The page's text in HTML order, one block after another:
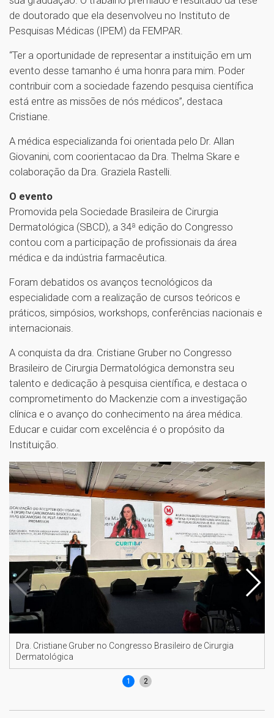
de doutorado que ela desenvolveu no Instituto de
Pesquisas Médicas (IPEM) da FEMPAR.
“Ter a oportunidade de representar a instituição em um
evento desse tamanho é uma honra para mim. Poder
contribuir com a sociedade fazendo pesquisa científica
está entre as missões de nós médicos”, destaca
Cristiane.
A médica especializanda foi orientada pelo Dr. Allan
Giovanini, com coorientacao da Dra. Thelma Skare e
colaboração da Dra. Graziela Rastelli.
O evento
Promovida pela Sociedade Brasileira de Cirurgia
Dermatológica (SBCD), a 34ª edição do Congresso
contou com a participação de profissionais da área
médica e da indústria farmacêutica.
Foram debatidos os avanços tecnológicos da
especialidade com a realização de cursos teóricos e
práticos, simpósios, workshops, conferências nacionais e
internacionais.
A conquista da dra. Cristiane Gruber no Congresso
Brasileiro de Cirurgia Dermatológica demonstra seu
talento e dedicação à pesquisa científica, e destaca o
comprometimento do Mackenzie com a investigação
clínica e o avanço do conhecimento na área médica.
Educar e cuidar com excelência é o propósito da
Instituição.
Dra. Cristiane Gruber no Congresso Brasileiro de Cirurgia
Dermatológica
1 2